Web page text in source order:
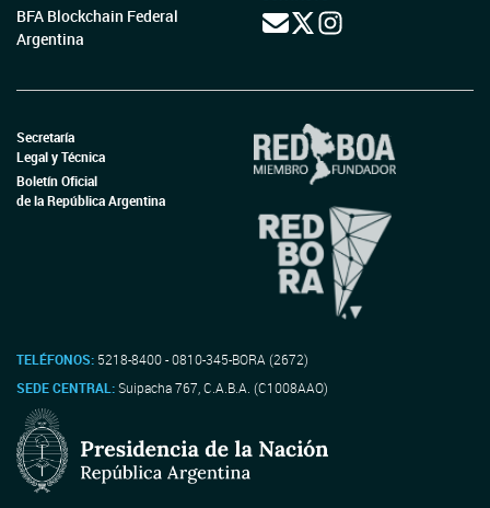
BFA Blockchain Federal
Argentina
Secretaría
Legal y Técnica
Boletín Oficial
de la República Argentina
TELÉFONOS: 5218-8400 - 0810-345-BORA (2672)
SEDE CENTRAL:Suipacha 767, C.A.B.A. (C1008AAO)